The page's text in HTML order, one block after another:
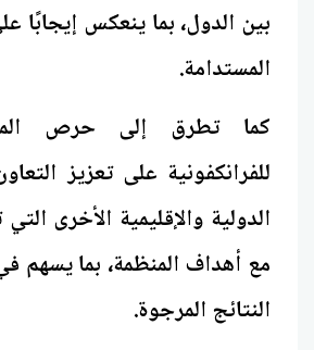
بين الدول، بما ينعكس إيجابًا
المستدامة.
كما تطرق إلى حرص
للفرانكفونية على تعزيز
الدولية والإقليمية الأخرى
مع أهداف المنظمة، بما يسهم
النتائج المرجوة.